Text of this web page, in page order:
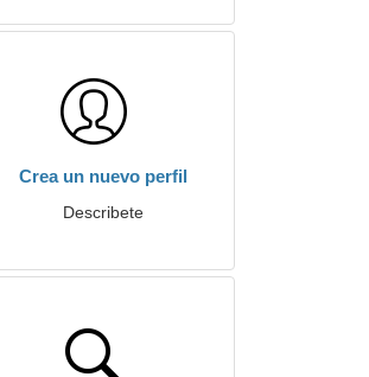
Crea un nuevo perfil
Describete